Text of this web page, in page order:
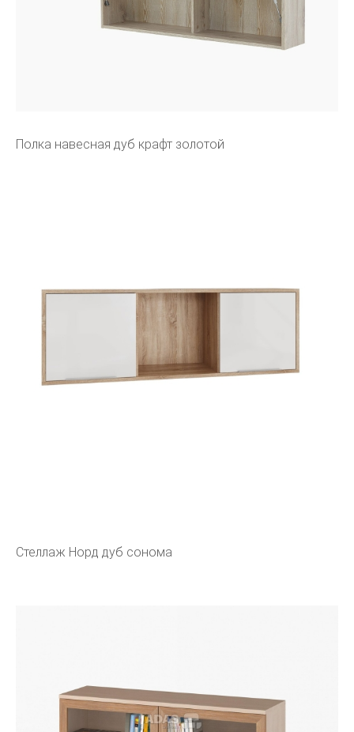
Полка навесная дуб крафт золотой
Стеллаж Норд дуб сонома